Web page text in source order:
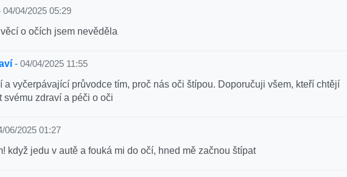
04/04/2025 05:29
o očích jsem nevěděla
- 04/04/2025 11:55
a vyčerpávající průvodce tím, proč nás oči štípou. Doporučuji všem, kteří chtějí
svému zdraví a péči o oči
06/2025 01:27
když jedu v autě a fouká mi do očí, hned mě začnou štípat